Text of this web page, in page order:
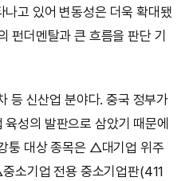
고 있어 변동성은 더욱 확대됐
펀더멘탈과 큰 흐름을 판단 기
등 신산업 분야다. 중국 정부가
성의 발판으로 삼았기 때문에
퉁 대상 종목은 △대기업 위주
소기업 전용 중소기업판(411